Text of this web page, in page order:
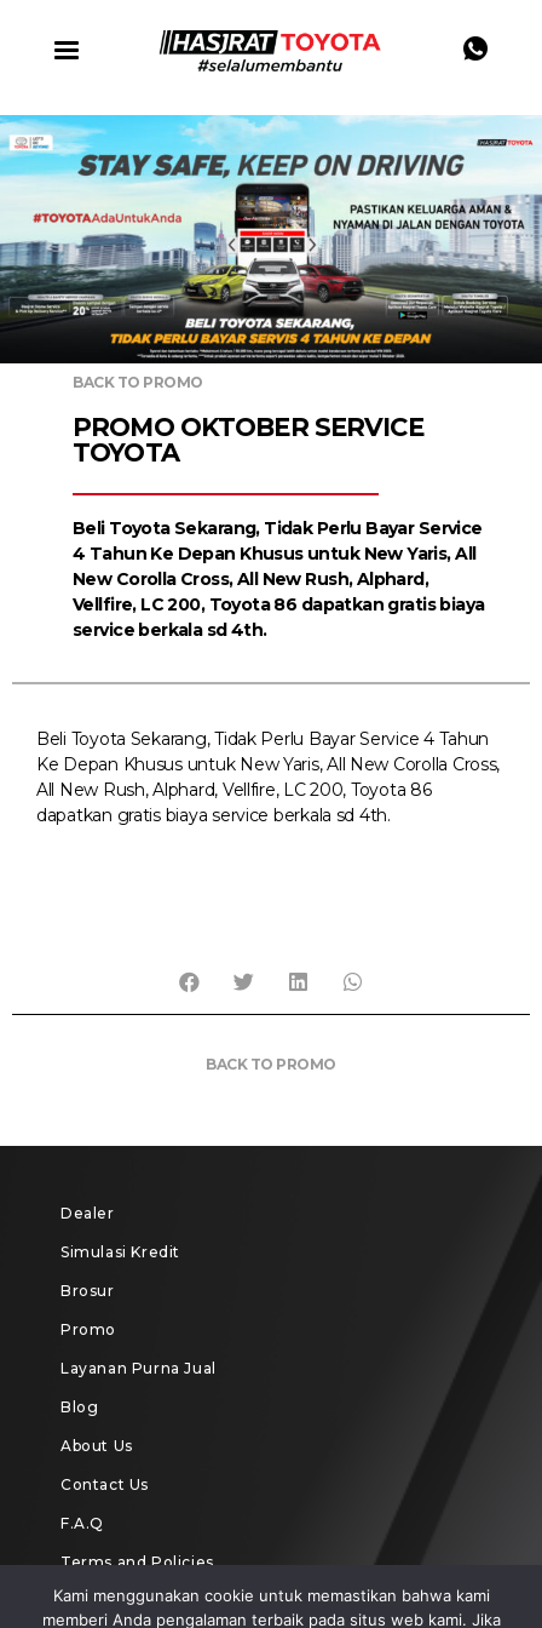
BACK TO PROMO
PROMO OKTOBER SERVICE
TOYOTA
Beli Toyota Sekarang, Tidak Perlu Bayar Service
4 Tahun Ke Depan Khusus untuk New Yaris, All
New Corolla Cross, All New Rush, Alphard,
Vellfire, LC 200, Toyota 86 dapatkan gratis biaya
service berkala sd 4th.
Beli Toyota Sekarang, Tidak Perlu Bayar Service 4 Tahun
Ke Depan Khusus untuk New Yaris, All New Corolla Cross,
All New Rush, Alphard, Vellfire, LC 200, Toyota 86
dapatkan gratis biaya service berkala sd 4th.
BACK TO PROMO
Dealer
Simulasi Kredit
Brosur
Promo
Layanan Purna Jual
Blog
About Us
Contact Us
F.A.Q
Terms and Policies
Kami menggunakan cookie untuk memastikan bahwa kami
memberi Anda pengalaman terbaik pada situs web kami. Jika